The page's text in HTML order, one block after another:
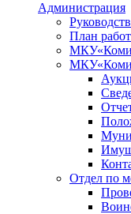
Администрация
План
Отдел по